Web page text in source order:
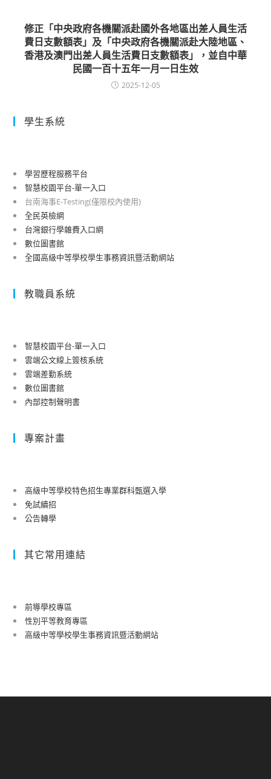
修正「中央政府各機關派赴國外各地區出差人員生活
費日支數額表」及「中央政府各機關派赴大陸地區、
香港及澳門出差人員生活費日支數額表」，並自中華
民國一百十五年一月一日生效
2025-12-05
學生系統
學習歷程服務平台
智慧校園平台-單一入口
台南海事E-Testing(僅限校內使用)
全民英檢網
台灣銀行學雜費入口網
數位圖書館
全國高級中等學校學生事務資訊暨活動網站
教職員系統
智慧校園平台-單一入口
雲端公文線上簽核系統
雲端差勤系統
數位圖書館
內部控制聲明書
專案計畫
高級中等學校特色招生專業群科甄選入學
免試續招
公告轉學
其它常用連結
前導學校專區
性別平等教育專區
高級中等學校學生事務資訊暨活動網站